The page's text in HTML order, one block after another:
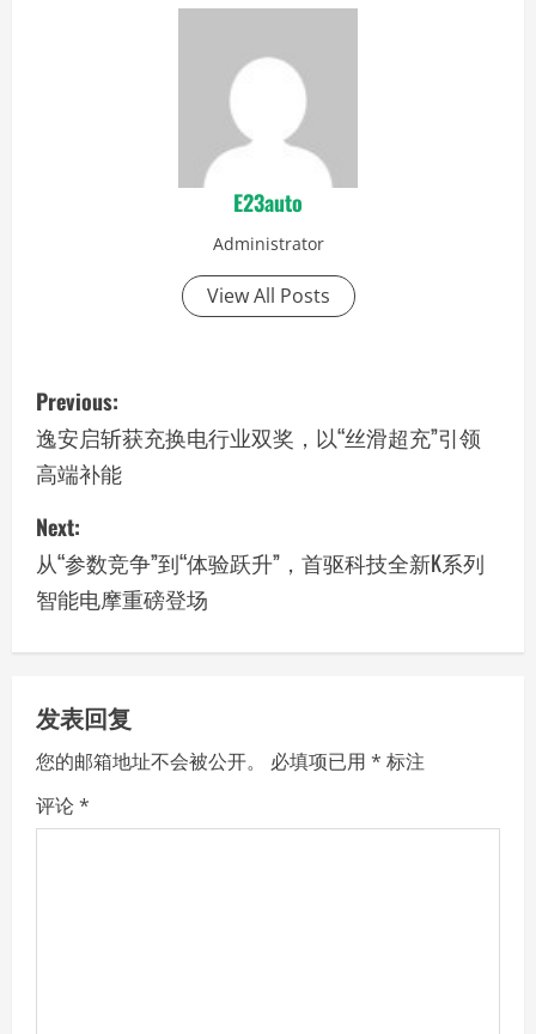
E23auto
Administrator
View All Posts
P
o
s
t
n
a
i
g
a
Previous:
逸安启斩获充换电行业双奖，以“丝滑超充”引领
高端补能
Next:
从“参数竞争”到“体验跃升”，首驱科技全新K系列
智能电摩重磅登场
发表回复
您的邮箱地址不会被公开。 必填项已用 * 标注
评论*